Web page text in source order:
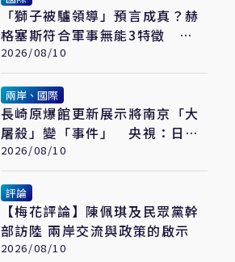
「獅子被驢領導」預言成真？赫
格塞斯符合軍事無能3特徵
《軍事無能心理學》半世紀後受
矚目
2026/08/10
兩岸、國際
長崎原爆館更新展示將南京「大
屠殺」變「事件」 央視：日本
又在偷改歷史
2026/08/10
評論
【梅花評論】陳佩琪及民眾黨幹
部訪陸 兩岸交流與政策的啟示
2026/08/10